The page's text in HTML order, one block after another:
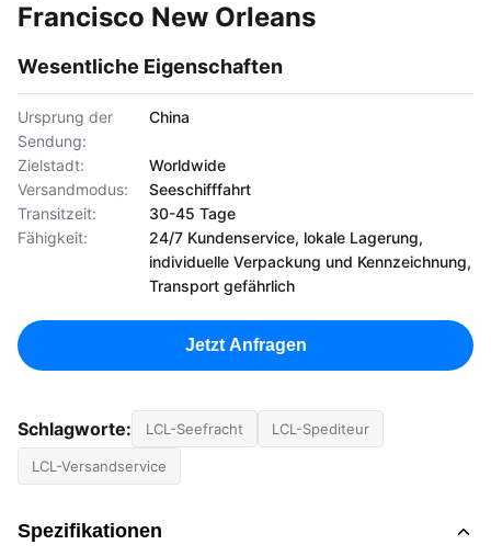
Francisco New Orleans
Wesentliche Eigenschaften
Ursprung der
Sendung:
China
Zielstadt:
Worldwide
Versandmodus:
Seeschifffahrt
Transitzeit:
30-45 Tage
Fähigkeit:
24/7 Kundenservice, lokale Lagerung,
individuelle Verpackung und Kennzeichnung,
Transport gefährlich
Jetzt Anfragen
Schlagworte: LCL-Seefracht LCL-Spediteur
LCL-Versandservice
Spezifikationen